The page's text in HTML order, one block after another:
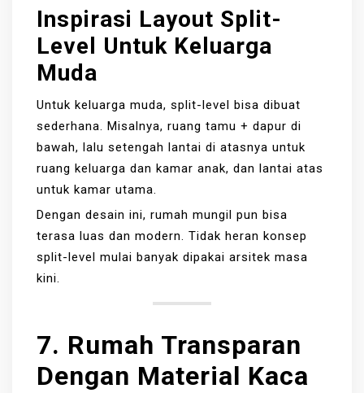
Inspirasi Layout Split-
Level Untuk Keluarga
Muda
Untuk keluarga muda, split-level bisa dibuat
sederhana. Misalnya, ruang tamu + dapur di
bawah, lalu setengah lantai di atasnya untuk
ruang keluarga dan kamar anak, dan lantai atas
untuk kamar utama.
Dengan desain ini, rumah mungil pun bisa
terasa luas dan modern. Tidak heran konsep
split-level mulai banyak dipakai arsitek masa
kini.
7. Rumah Transparan
Dengan Material Kaca